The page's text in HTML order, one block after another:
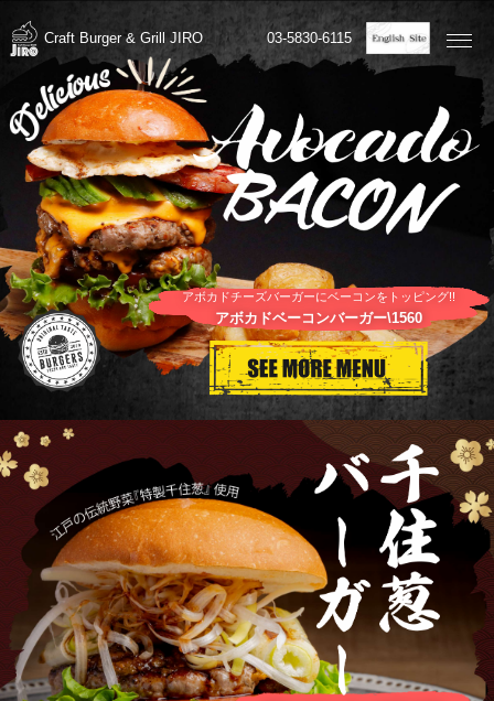
03-5830-6115
Craft Burger & Grill JIRO
アボカドチーズバーガーにベーコンをトッピング!!
アボカドベーコンバーガー\1560